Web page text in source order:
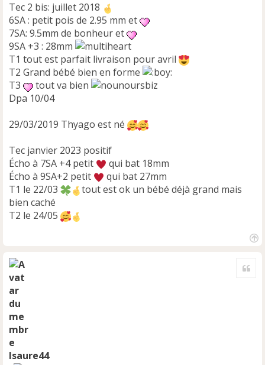
Tec 2 bis: juillet 2018
6SA : petit pois de 2.95 mm et
7SA: 9.5mm de bonheur et
9SA +3 : 28mm
T1 tout est parfait livraison pour avril
T2 Grand bébé bien en forme
T3
tout va bien
Dpa 10/04
29/03/2019 Thyago est né
Tec janvier 2023 positif
Écho à 7SA +4 petit
qui bat 18mm
Écho à 9SA+2 petit
qui bat 27mm
T1 le 22/03
tout est ok un bébé déjà grand mais
bien caché
T2 le 24/05
Isaure44